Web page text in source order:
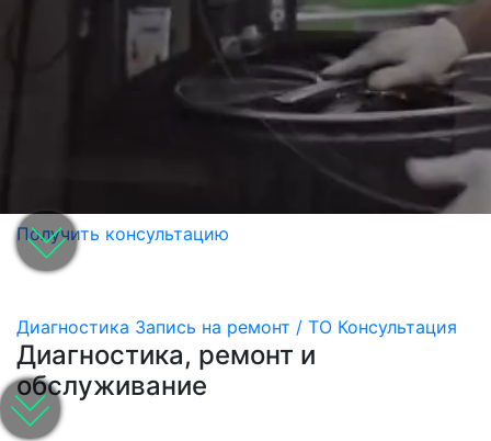
Получить консультацию
Диагностика Запись на ремонт / ТО Консультация
Диагностика, ремонт и
обслуживание